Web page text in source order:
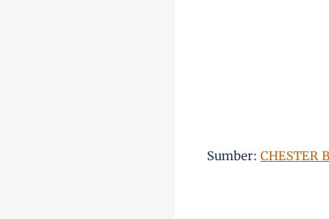
Sumber: CHESTER